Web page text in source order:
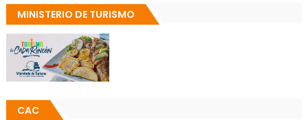
MINISTERIO DE TURISMO
CAC